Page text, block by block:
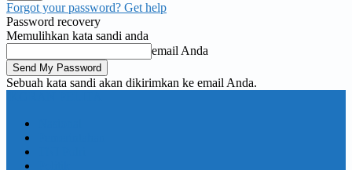
Forgot your password? Get help
Password recovery
Memulihkan kata sandi anda
email Anda
Sebuah kata sandi akan dikirimkan ke email Anda.